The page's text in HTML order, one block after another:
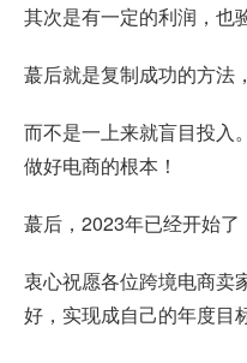
其次是有一定的利润，也
蕞后就是复制成功的方法
而不是一上来就盲目投入
做好电商的根本！
蕞后，2023年已经开始了
衷心祝愿各位跨境电商卖
好，实现成自己的年度目